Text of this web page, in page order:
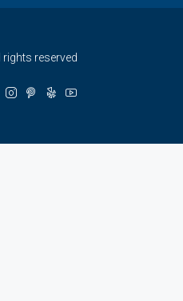
reserved